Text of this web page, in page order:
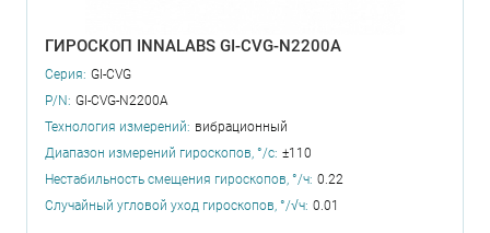
ГИРОСКОП INNALABS GI-CVG-N2200A
Серия: GI-CVG
P/N: GI-CVG-N2200A
Технология измерений: вибрационный
Диапазон измерений гироскопов, °/с: ±110
Нестабильность смещения гироскопов, °/ч: 0.22
Случайный угловой уход гироскопов, °/√ч: 0.01